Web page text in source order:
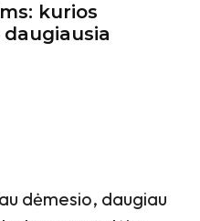
kurios
dėmesio, daugiau